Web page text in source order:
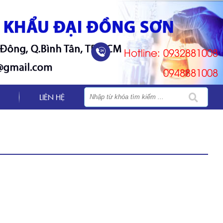
Hotline: 0932881008
0948881008
LIÊN HỆ